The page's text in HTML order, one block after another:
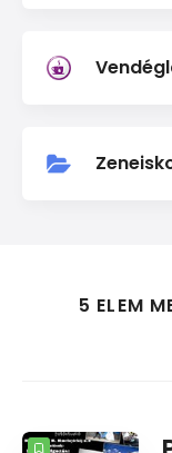
5 ELEM
DARABSZÁM